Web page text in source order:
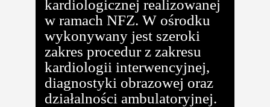
kardiologicznej realizowanej
w ramach NFZ. W ośrodku
wykonywany jest szeroki
zakres procedur z zakresu
kardiologii interwencyjnej,
diagnostyki obrazowej oraz
działalności ambulatoryjnej.